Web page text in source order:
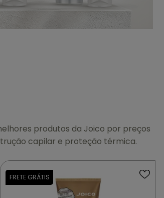
produtos da Joico por preços
capilar e proteção térmica.